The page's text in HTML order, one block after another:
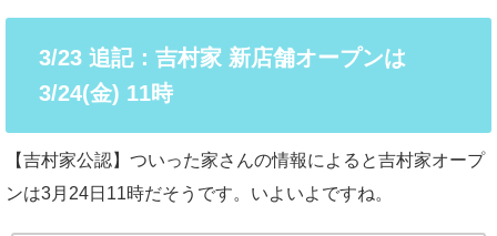
3/23 追記：吉村家 新店舗オープンは
3/24(金) 11時
【吉村家公認】ついった家さんの情報によると吉村家オープ
ンは3月24日11時だそうです。いよいよですね。